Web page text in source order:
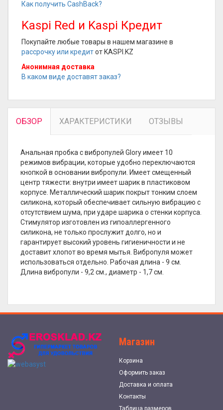
Как получить CashBack?
Kaspi Red и Kaspi Кредит
Покупайте любые товары в нашем магазине в
рассрочку или кредитот KASPI.KZ
Анонимная доставка
В каком виде доставят заказ?
ОБЗОР ХАРАКТЕРИСТИКИ ОТЗЫВЫ
Анальная пробка с вибропулей Glory имеет 10
режимов вибрации, которые удобно переключаются
кнопкой в основании вибропули. Имеет смещенный
центр тяжести: внутри имеет шарик в пластиковом
корпусе. Металлический шарик покрыт тонким слоем
силикона, который обеспечивает сильную вибрацию с
отсутствием шума, при ударе шарика о стенки корпуса.
Стимулятор изготовлен из гипоаллергенного
силикона, не только прослужит долго, но и
гарантирует высокий уровень гигиеничности и не
доставит хлопот во время мытья. Вибропуля может
использоваться отдельно. Рабочая длина - 9 см.
Длина вибропули - 9,2 см., диаметр - 1,7 см.
Магазин
Корзина
Оформить заказ
Доставка и оплата
Контакты
Таблица размеров